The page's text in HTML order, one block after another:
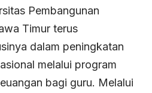
Pembangunan
Timur terus
dalam peningkatan
melalui program
bagi guru. Melalui